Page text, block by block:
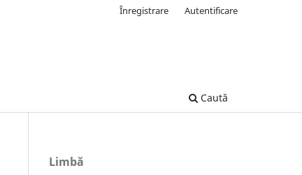
Caută
Înregistrare Autentificare
Limbă